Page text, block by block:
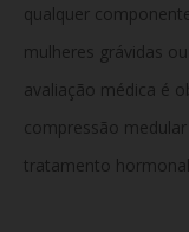
qualquer
mulheres grávidas
avaliação médica é
compressão
tratamento hormonal